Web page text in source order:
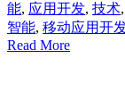
能, 应用开发, 技术,
智能, 移动应用开
Read More